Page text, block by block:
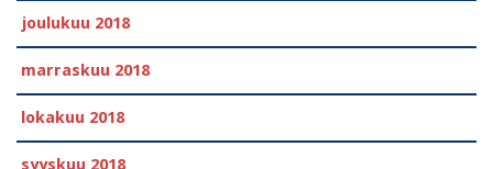
joulukuu 2018
marraskuu 2018
lokakuu 2018
syyskuu 2018